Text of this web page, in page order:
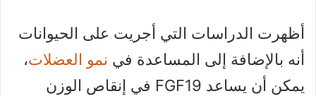
أظهرت الدراسات التي أجريت على الحيوانات
أنه بالإضافة إلى المساعدة في نمو العضلات،
يمكن أن يساعد FGF19 في إنقاص الوزن